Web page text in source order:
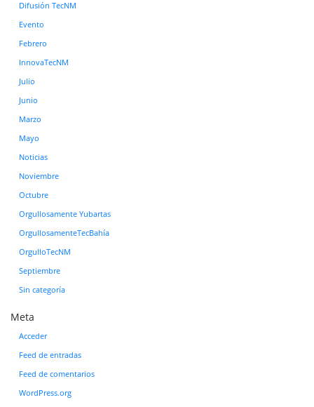
Difusión TecNM
Evento
Febrero
InnovaTecNM
Julio
Junio
Marzo
Mayo
Noticias
Noviembre
Octubre
Orgullosamente Yubartas
OrgullosamenteTecBahía
OrgulloTecNM
Septiembre
Sin categoría
Meta
Acceder
Feed de entradas
Feed de comentarios
WordPress.org